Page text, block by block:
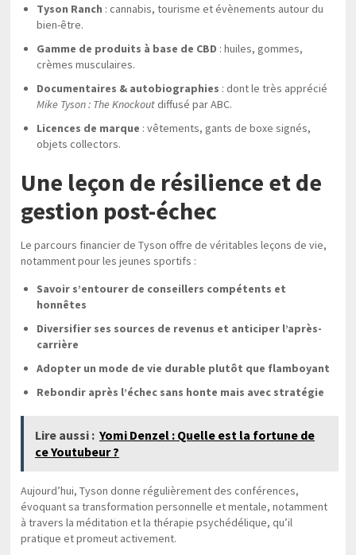
Tyson Ranch : cannabis, tourisme et évènements autour du
bien-être.
Gamme de produits à base de CBD : huiles, gommes,
crèmes musculaires.
Documentaires & autobiographies : dont le très apprécié
Mike Tyson : The Knockoutdiffusé par ABC.
Licences de marque : vêtements, gants de boxe signés,
objets collectors.
Une leçon de résilience et de
gestion post-échec
Le parcours financier de Tyson offre de véritables leçons de vie,
notamment pour les jeunes sportifs :
Savoir s’entourer de conseillers compétents et
honnêtes
Diversifier ses sources de revenus et anticiper l’après-
carrière
Adopter un mode de vie durable plutôt que flamboyant
Rebondir après l’échec sans honte mais avec stratégie
Lire aussi : Yomi Denzel : Quelle est la fortune de
ce Youtubeur ?
Aujourd’hui, Tyson donne régulièrement des conférences,
évoquant sa transformation personnelle et mentale, notamment
à travers la méditation et la thérapie psychédélique, qu’il
pratique et promeut activement.